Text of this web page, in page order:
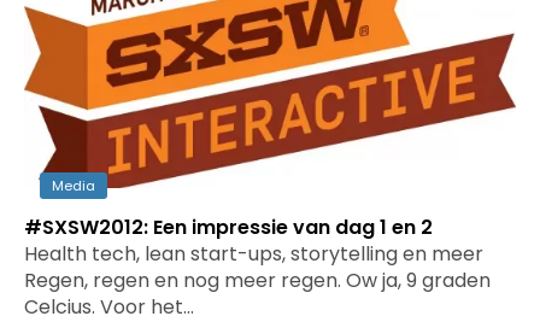
Media
#SXSW2012: Een impressie van dag 1 en 2
Health tech, lean start-ups, storytelling en meer
Regen, regen en nog meer regen. Ow ja, 9 graden
Celcius. Voor het…